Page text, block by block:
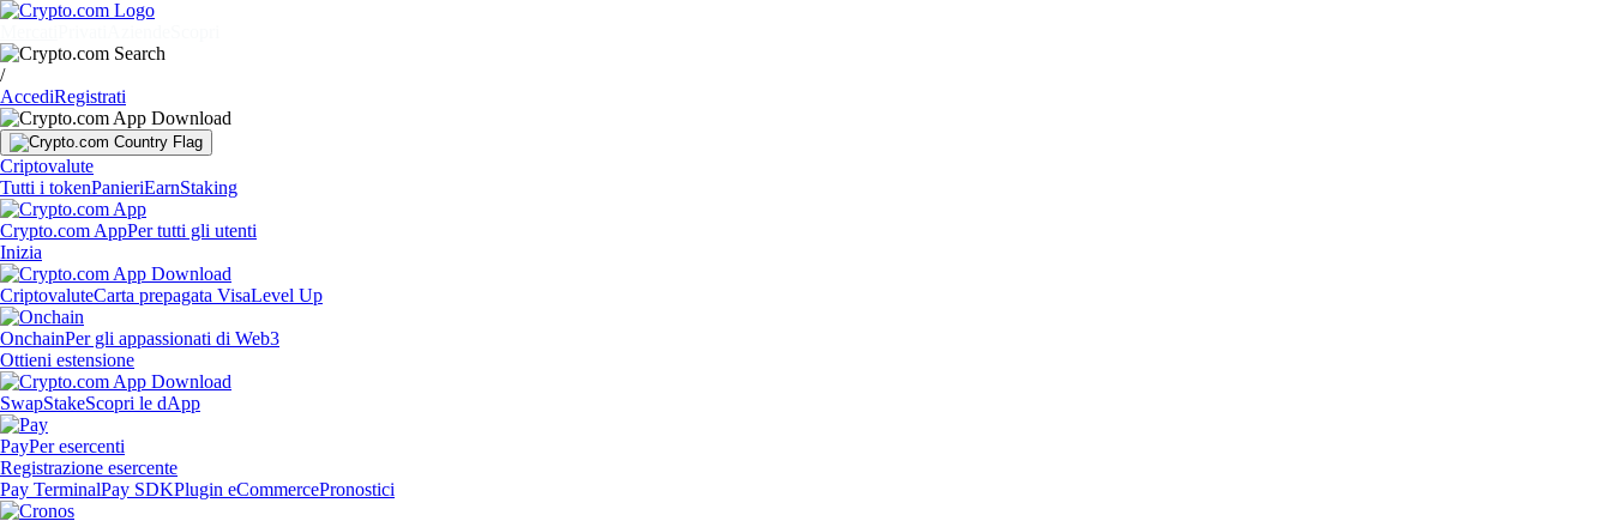
/
AccediRegistrati
Criptovalute
Tutti i tokenPanieriEarnStaking
Crypto.com AppPer tutti gli utenti
Inizia
CriptovaluteCarta prepagata VisaLevel Up
OnchainPer gli appassionati di Web3
Ottieni estensione
SwapStakeScopri le dApp
PayPer esercenti
Registrazione esercente
Pay TerminalPay SDKPlugin eCommercePronostici